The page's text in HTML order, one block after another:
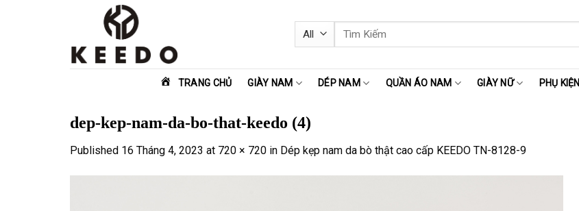
Tìm
kiếm:
TRANG CHỦ GIÀY NAM DÉP NAM QUẦN ÁO NAM GIÀY NỮ PHỤ KIỆN
dep-kep-nam-da-bo-that-keedo (4)
Published 16 Tháng 4, 2023 at 720 × 720 in Dép kẹp nam da bò thật cao cấp KEEDO TN-8128-9